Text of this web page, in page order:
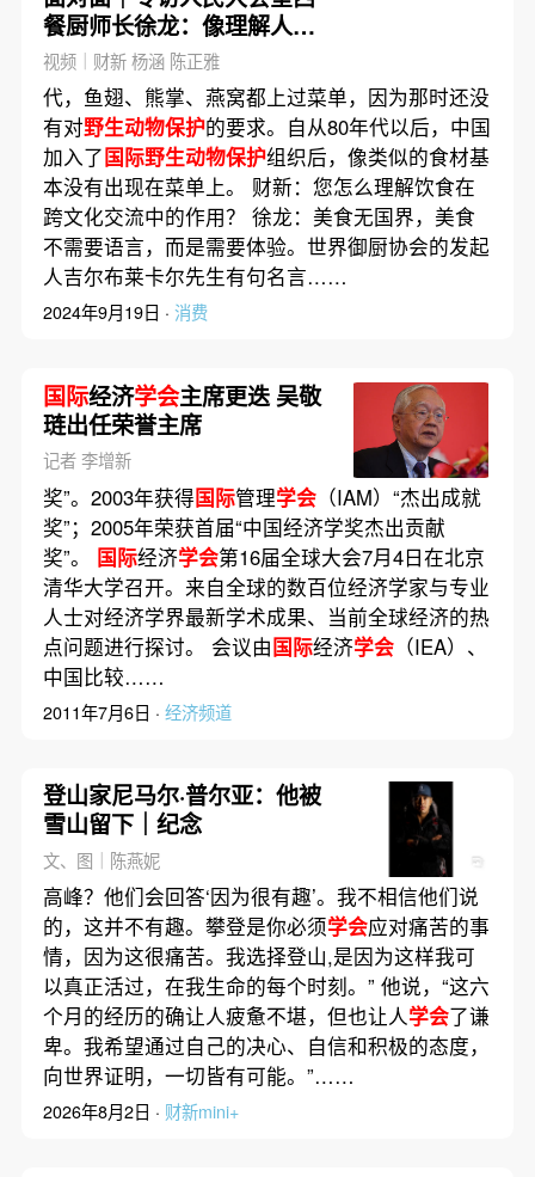
餐厨师长徐龙：像理解人一
样，尊重食材本性
视频｜财新 杨涵 陈正雅
代，鱼翅、熊掌、燕窝都上过菜单，因为那时还没
有对野生动物保护的要求。自从80年代以后，中国
加入了国际野生动物保护组织后，像类似的食材基
本没有出现在菜单上。 财新：您怎么理解饮食在
跨文化交流中的作用？ 徐龙：美食无国界，美食
不需要语言，而是需要体验。世界御厨协会的发起
人吉尔布莱卡尔先生有句名言……
2024年9月19日 · 消费
国际经济学会主席更迭 吴敬
琏出任荣誉主席
记者 李增新
奖”。2003年获得国际管理学会（IAM）“杰出成就
奖”；2005年荣获首届“中国经济学奖杰出贡献
奖”。 国际经济学会第16届全球大会7月4日在北京
清华大学召开。来自全球的数百位经济学家与专业
人士对经济学界最新学术成果、当前全球经济的热
点问题进行探讨。 会议由国际经济学会（IEA）、
中国比较……
2011年7月6日 · 经济频道
登山家尼马尔·普尔亚：他被
雪山留下｜纪念
文、图｜陈燕妮
高峰？他们会回答‘因为很有趣’。我不相信他们说
的，这并不有趣。攀登是你必须学会应对痛苦的事
情，因为这很痛苦。我选择登山,是因为这样我可
以真正活过，在我生命的每个时刻。” 他说，“这六
个月的经历的确让人疲惫不堪，但也让人学会了谦
卑。我希望通过自己的决心、自信和积极的态度，
向世界证明，一切皆有可能。”……
2026年8月2日 · 财新mini+